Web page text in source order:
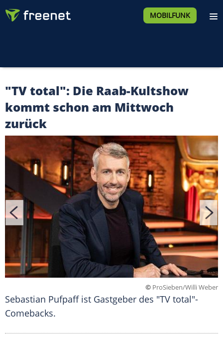
MOBILFUNK
"TV total": Die Raab-Kultshow
kommt schon am Mittwoch
zurück
© ProSieben/Willi Weber
Sebastian Pufpaff ist Gastgeber des "TV total"-
Comebacks.